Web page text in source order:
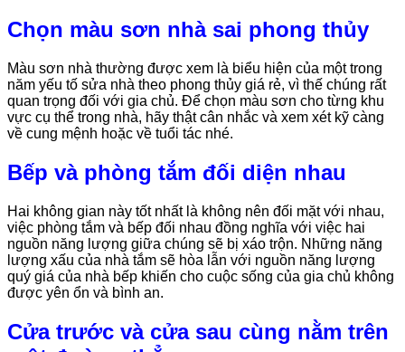
Chọn màu sơn nhà sai phong thủy
Màu sơn nhà thường được xem là biểu hiện của một trong
năm yếu tố sửa nhà theo phong thủy giá rẻ, vì thế chúng rất
quan trọng đối với gia chủ. Để chọn màu sơn cho từng khu
vực cụ thể trong nhà, hãy thật cân nhắc và xem xét kỹ càng
về cung mệnh hoặc về tuổi tác nhé.
Bếp và phòng tắm đối diện nhau
Hai không gian này tốt nhất là không nên đối mặt với nhau,
việc phòng tắm và bếp đối nhau đồng nghĩa với việc hai
nguồn năng lượng giữa chúng sẽ bị xáo trộn. Những năng
lượng xấu của nhà tắm sẽ hòa lẫn với nguồn năng lượng
quý giá của nhà bếp khiến cho cuộc sống của gia chủ không
được yên ổn và bình an.
Cửa trước và cửa sau cùng nằm trên